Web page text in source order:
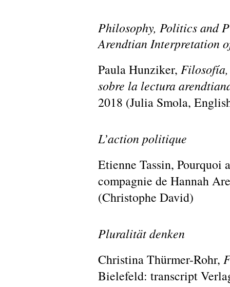
Philosophy, Politics and
Arendtian Interpretation
Paula Hunziker,
sobre la lectura
2018 (Julia Smola,
L’action politique
Etienne Tassin, Pourquoi
compagnie de Hannah
(Christophe David)
Pluralität denken
Christina Thürmer-Rohr,
Bielefeld: transcript